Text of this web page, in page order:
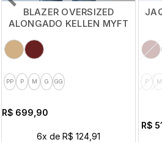
BLAZER OVERSIZED
ALONGADO KELLEN MYFT
PP P M G GG
R$ 699,90
6x de R$ 124,91
P M
R$